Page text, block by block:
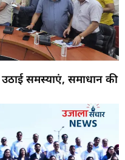
समस्याएं, समाधान की